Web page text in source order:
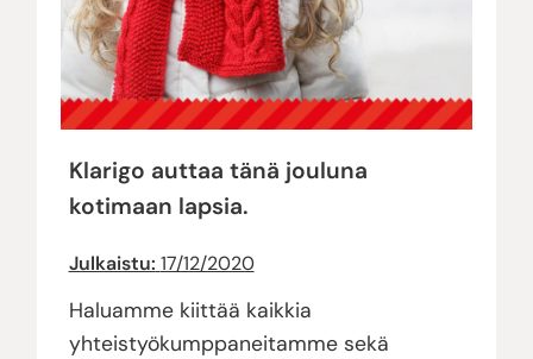
Klarigo auttaa tänä jouluna
kotimaan lapsia.
Julkaistu: 17/12/2020
Haluamme kiittää kaikkia
yhteistyökumppaneitamme sekä